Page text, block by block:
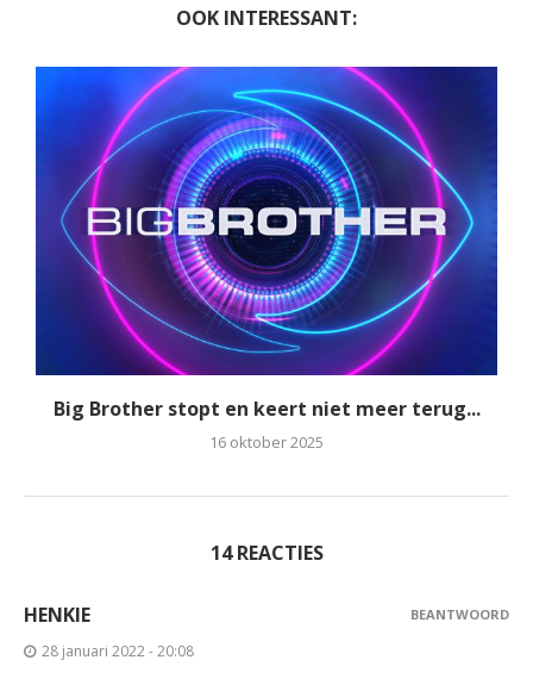
OOK INTERESSANT:
Big Brother stopt en keert niet meer terug...
16 oktober 2025
14 REACTIES
HENKIE
28 januari 2022 - 20:08
BEANTWOORD